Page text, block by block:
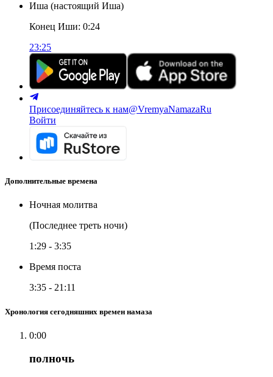
Иша (настоящий Иша)
Конец Иши: 0:24
23:25
Присоединяйтесь к нам@VremyaNamazaRu
Войти
Дополнительные времена
Ночная молитва
(Последнее треть ночи)
1:29 - 3:35
Время поста
3:35 - 21:11
Хронология сегодняшних времен намаза
0:00
полночь